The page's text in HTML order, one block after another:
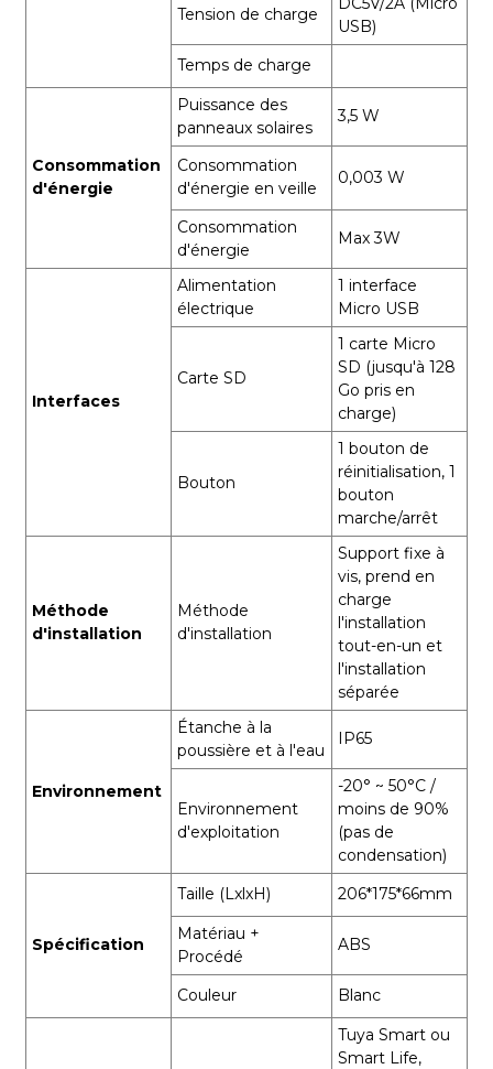
Tension de charge
USB)
Temps de charge
Consommation
d'énergie
Puissance des
panneaux solaires
3,5 W
Consommation
d'énergie en veille
0,003 W
Consommation
d'énergie
Max 3W
Interfaces
Alimentation
électrique
1 interface
Micro USB
Carte SD
1 carte Micro
SD (jusqu'à 128
Go pris en
charge)
Bouton
1 bouton de
réinitialisation, 1
bouton
marche/arrêt
Méthode
d'installation
Méthode
d'installation
Support fixe à
vis, prend en
charge
l'installation
tout-en-un et
l'installation
séparée
Environnement
Étanche à la
poussière et à l'eau
IP65
Environnement
d'exploitation
-20° ~ 50°C /
moins de 90%
(pas de
condensation)
Spécification
Taille (LxlxH)
206*175*66mm
Matériau +
Procédé
ABS
Couleur Blanc
Tuya Smart ou
Smart Life,